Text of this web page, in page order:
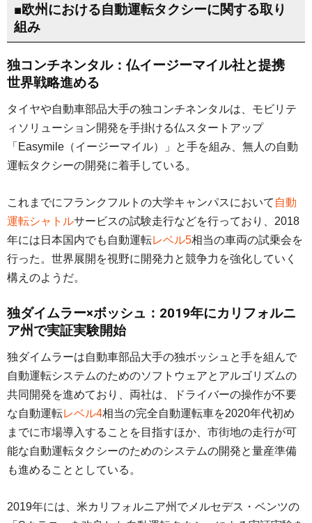
■欧州における自動運転タクシーに関する取り
組み
独コンチネンタル：仏イージーマイル社と提携
世界戦略進める
タイヤや自動車部品大手の独コンチネンタルは、モビリテ
ィソリューション開発を手掛ける仏スタートアップ
「Easymile（イージーマイル）」と手を組み、無人の自動
運転タクシーの開発に着手している。
これまでにフランクフルトの大学キャンパスにおいて 自動
運転シャトルサービスの試験走行などを行っており、2018
年には日本国内でも自動運転レベル5相当の車両の試乗会を
行った。世界展開を視野に開発力と競争力を強化していく
構えのようだ。
独ダイムラー×ボッシュ：2019年にカリフォルニ
ア州で実証実験開始
独ダイムラーは自動車部品大手の独ボッシュと手を組んで
自動運転システムのためのソフトウェアとアルゴリズムの
共同開発を進めており、両社は、ドライバーの操作が不要
な自動運転レベル4相当の完全自動運転車を2020年代初め
までに市場導入することを目指すほか、市街地の走行が可
能な自動運転タクシーのためのシステムの開発と量産準備
も進めることとしている。
2019年には、米カリフォルニア州でメルセデス・ベンツの